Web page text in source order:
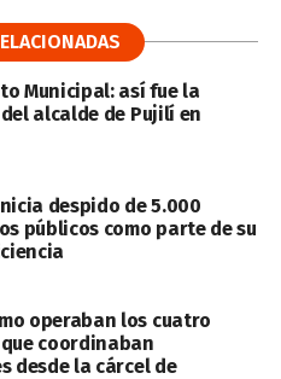
Municipal: así fue la
alcalde de Pujilí en
despido de 5.000
públicos como parte de su
operaban los cuatro
coordinaban
desde la cárcel de